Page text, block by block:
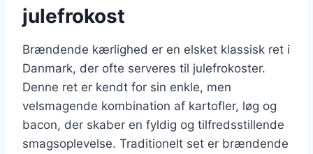
julefrokost
Brændende kærlighed er en elsket klassisk ret i
Danmark, der ofte serveres til julefrokoster.
Denne ret er kendt for sin enkle, men
velsmagende kombination af kartofler, løg og
bacon, der skaber en fyldig og tilfredsstillende
smagsoplevelse. Traditionelt set er brændende